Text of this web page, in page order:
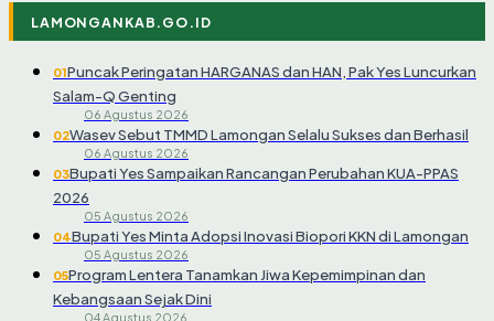
LAMONGANKAB.GO.ID
01Puncak Peringatan HARGANAS dan HAN, Pak Yes Luncurkan
Salam-Q Genting
06 Agustus 2026
02Wasev Sebut TMMD Lamongan Selalu Sukses dan Berhasil
06 Agustus 2026
03Bupati Yes Sampaikan Rancangan Perubahan KUA-PPAS
2026
05 Agustus 2026
04Bupati Yes Minta Adopsi Inovasi Biopori KKN di Lamongan
05 Agustus 2026
05Program Lentera Tanamkan Jiwa Kepemimpinan dan
Kebangsaan Sejak Dini
04 Agustus 2026